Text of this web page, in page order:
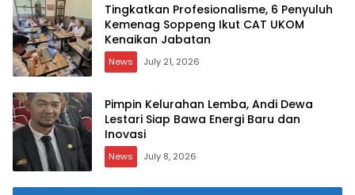
Tingkatkan Profesionalisme, 6 Penyuluh
Kemenag Soppeng Ikut CAT UKOM
Kenaikan Jabatan
News July 21, 2026
Pimpin Kelurahan Lemba, Andi Dewa
Lestari Siap Bawa Energi Baru dan
Inovasi
News July 8, 2026